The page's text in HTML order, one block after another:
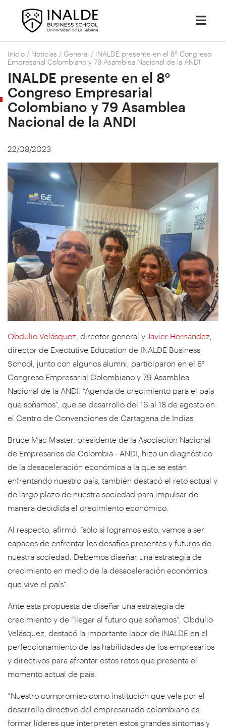
Inicio / Noticias / General / INALDE presente en el 8° Congreso
Empresarial Colombiano y 79 Asamblea Nacional de la ANDI
INALDE presente en el 8°
Congreso Empresarial
Colombiano y 79 Asamblea
Nacional de la ANDI
22/08/2023
Obdulio Velásquez , director general y Javier Hernández
director de Exectutive Education de INALDE Business
School, junto con algunos alumni, participaron en el 8°
Congreso Empresarial Colombiano y 79 Asamblea
Nacional de la ANDI: “Agenda de crecimiento para el país
que soñamos”, que se desarrolló del 16 al 18 de agosto en
el Centro de Convenciones de Cartagena de Indias.
Bruce Mac Master, presidente de la Asociación Nacional
de Empresarios de Colombia - ANDI, hizo un diagnóstico
de la desaceleración económica a la que se están
enfrentando nuestro país, también destacó el reto actual y
de largo plazo de nuestra sociedad para impulsar de
manera decidida el crecimiento económico.
Al respecto, afirmó: “sólo si logramos esto, vamos a ser
capaces de enfrentar los desafíos presentes y futuros de
nuestra sociedad. Debemos diseñar una estrategia de
crecimiento en medio de la desaceleración económica
que vive el país”.
Ante esta propuesta de diseñar una estrategia de
crecimiento y de “llegar al futuro que soñamos”, Obdulio
Velásquez, destacó la importante labor de INALDE en el
perfeccionamiento de las habilidades de los empresarios
y directivos para afrontar estos retos que presenta el
momento actual de país.
“Nuestro compromiso como institución que vela por el
desarrollo directivo del empresariado colombiano es
formar líderes que interpreten estos grandes síntomas y